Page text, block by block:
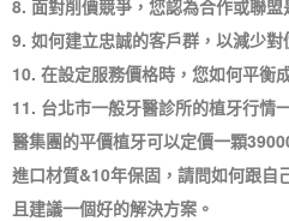
8. 面對削價競爭，您認為合作或聯盟
9. 如何建立忠誠的客戶群，以減少對
10. 在設定服務價格時，您如何平衡
11. 台北市一般牙醫診所的植牙行情
醫集團的平價植牙可以定價一顆
進口材質&10年保固，請問如何跟自
且建議一個好的解決方案。